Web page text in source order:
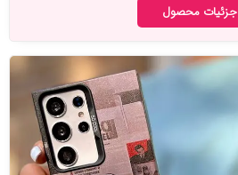
جزئیات محصول